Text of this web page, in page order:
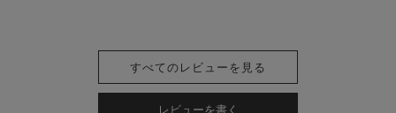
すべてのレビューを見る
レビューを書く